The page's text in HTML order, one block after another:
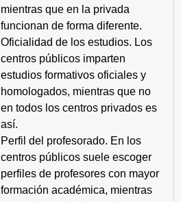
mientras que en la privada
funcionan de forma diferente.
Oficialidad de los estudios. Los
centros públicos imparten
estudios formativos oficiales y
homologados, mientras que no
en todos los centros privados es
así.
Perfil del profesorado. En los
centros públicos suele escoger
perfiles de profesores con mayor
formación académica, mientras